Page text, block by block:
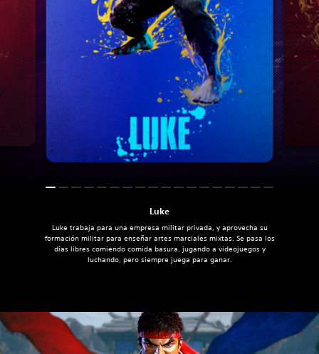
Luke
Luke trabaja para una empresa militar privada, y aprovecha su
formación militar para enseñar artes marciales mixtas. Se pasa los
días libres comiendo comida basura, jugando a videojuegos y
luchando, pero siempre juega para ganar.